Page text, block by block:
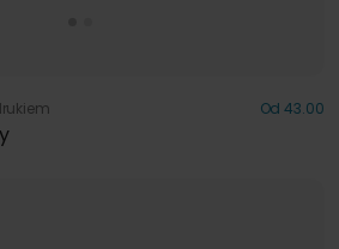
Od 43.00